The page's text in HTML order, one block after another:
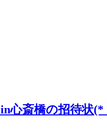
心斎橋の招待状